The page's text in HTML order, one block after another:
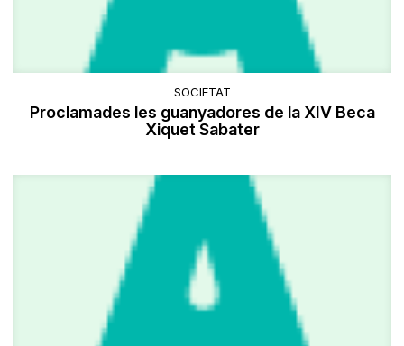
SOCIETAT
Proclamades les guanyadores de la XIV Beca
Xiquet Sabater